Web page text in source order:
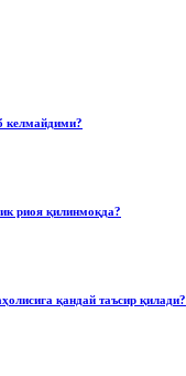
келмайдими?
риоя қилинмоқда?
қандай таъсир қилади?